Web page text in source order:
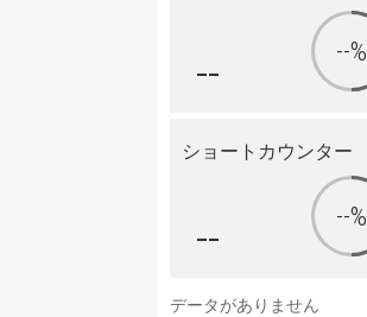
-- --%
ショートカウンター
-- --%
データがありません